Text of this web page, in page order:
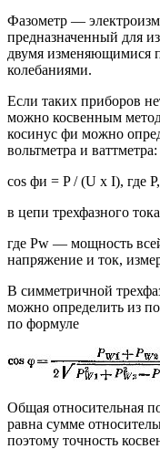
Фазометр —
предназначенный для
двумя изменяющимися
колебаниями.
Если таких приборов
можно косвенным
косинус фи можно
вольтметра и ваттметра:
cos фи = P / (U х I), где
в цепи трехфазного
где Pw — мощность
напряжение и ток,
В симметричной
можно определить из
по формуле
Общая относительная
равна сумме
поэтому точность